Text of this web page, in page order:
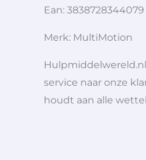
Ean: 3838728344079
Merk: MultiMotion
service naar onze
houdt aan alle